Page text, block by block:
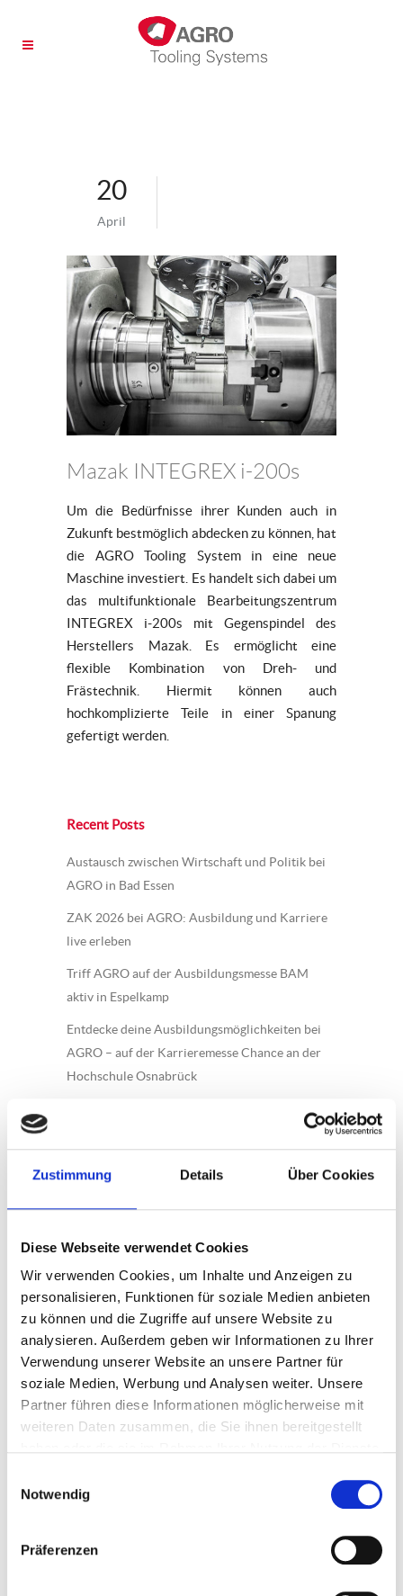
Zustimmung Details Über Cookies
Diese Webseite verwendet Cookies
Wir verwenden Cookies, um Inhalte und Anzeigen zu
personalisieren, Funktionen für soziale Medien anbieten
zu können und die Zugriffe auf unsere Website zu
analysieren. Außerdem geben wir Informationen zu Ihrer
Verwendung unserer Website an unsere Partner für
soziale Medien, Werbung und Analysen weiter. Unsere
Partner führen diese Informationen möglicherweise mit
weiteren Daten zusammen, die Sie ihnen bereitgestellt
Notwendig
Präferenzen
20
April
Mazak INTEGREX i-200s
Um die Bedürfnisse ihrer Kunden auch in
Zukunft bestmöglich abdecken zu können, hat
die AGRO Tooling System in eine neue
Maschine investiert. Es handelt sich dabei um
das multifunktionale Bearbeitungszentrum
INTEGREX i-200s mit Gegenspindel des
Herstellers Mazak. Es ermöglicht eine
flexible Kombination von Dreh- und
Frästechnik. Hiermit können auch
hochkomplizierte Teile in einer Spanung
gefertigt werden.
Recent Posts
Austausch zwischen Wirtschaft und Politik bei
AGRO in Bad Essen
ZAK 2026 bei AGRO: Ausbildung und Karriere
live erleben
Triff AGRO auf der Ausbildungsmesse BAM
aktiv in Espelkamp
Entdecke deine Ausbildungsmöglichkeiten bei
AGRO – auf der Karrieremesse Chance an der
Hochschule Osnabrück
der Halle Gartlage – Osnabrück
Archives
Juni 2026
Februar 2025
März 2024
April 2022
Januar 2022
Oktober 2020